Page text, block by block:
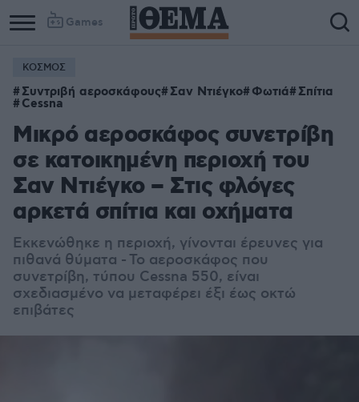
Games
ΚΟΣΜΟΣ
Συντριβή αεροσκάφους Σαν Ντιέγκο Φωτιά Σπίτια
Cessna
Μικρό αεροσκάφος συνετρίβη
σε κατοικημένη περιοχή του
Σαν Ντιέγκο – Στις φλόγες
αρκετά σπίτια και οχήματα
Εκκενώθηκε η περιοχή, γίνονται έρευνες για
πιθανά θύματα - Το αεροσκάφος που
συνετρίβη, τύπου Cessna 550, είναι
σχεδιασμένο να μεταφέρει έξι έως οκτώ
επιβάτες